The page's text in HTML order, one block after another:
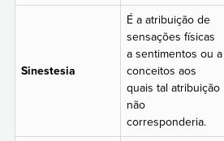
Sinestesia
É a atribuição de
sensações físicas
a sentimentos ou a
conceitos aos
quais tal atribuição
não
corresponderia.